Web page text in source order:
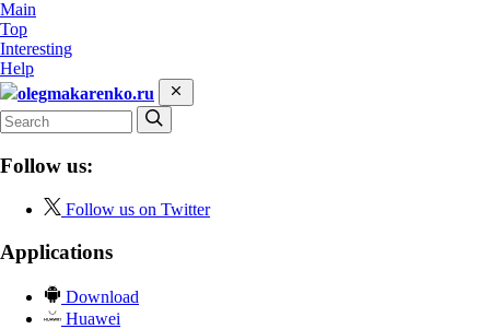
Main
Top
Interesting
Help
olegmakarenko.ru
Follow us:
Follow us on Twitter
Applications
Download
Huawei